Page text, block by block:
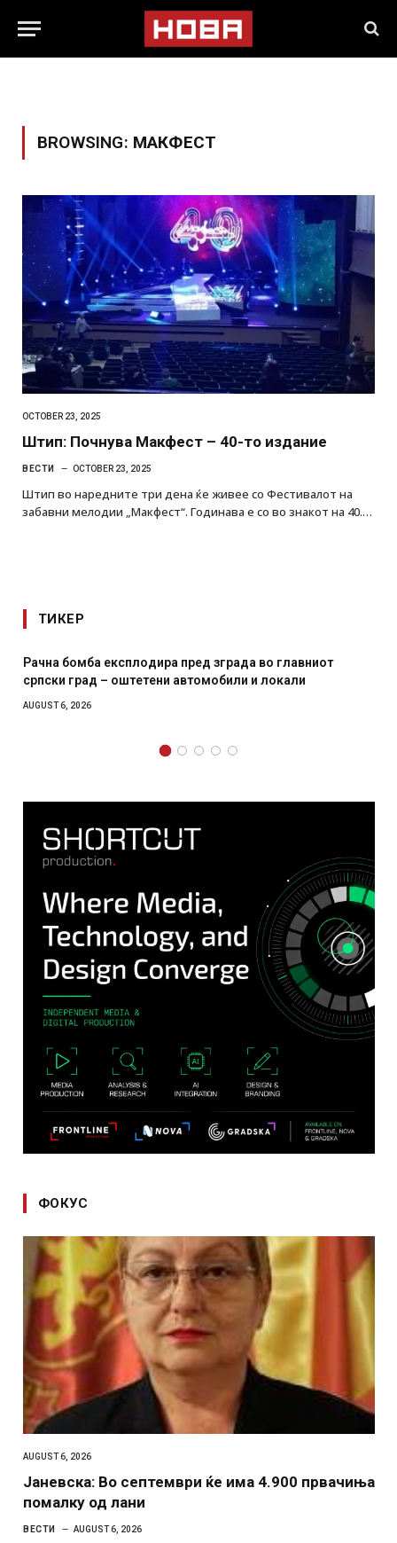
BROWSING: МАКФЕСТ
OCTOBER 23, 2025
Штип: Почнува Макфест – 40-то издание
ВЕСТИ OCTOBER 23, 2025
Штип во наредните три дена ќе живее со Фестивалот на
забавни мелодии „Макфест“. Годинава е со во знакот на 40.…
ТИКЕР
Рачна бомба експлодира пред зграда во главниот
српски град – оштетени автомобили и локали
AUGUST 6, 2026
ФОКУС
AUGUST 6, 2026
Јаневска: Во септември ќе има 4.900 првачиња
помалку од лани
ВЕСТИ AUGUST 6, 2026